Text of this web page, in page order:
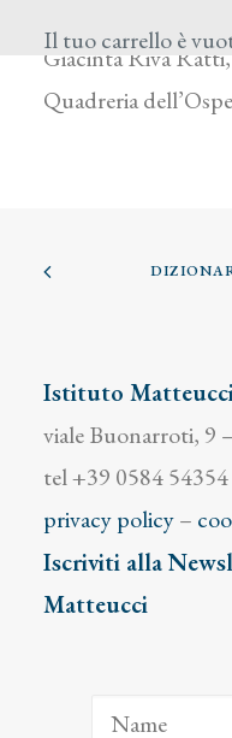
Il tuo carrello è
Giacinta Riva
Quadreria
Istituto
viale Buonarroti, 9
tel +39 0584 54354
privacy policy–
Iscriviti alla
Matteucci